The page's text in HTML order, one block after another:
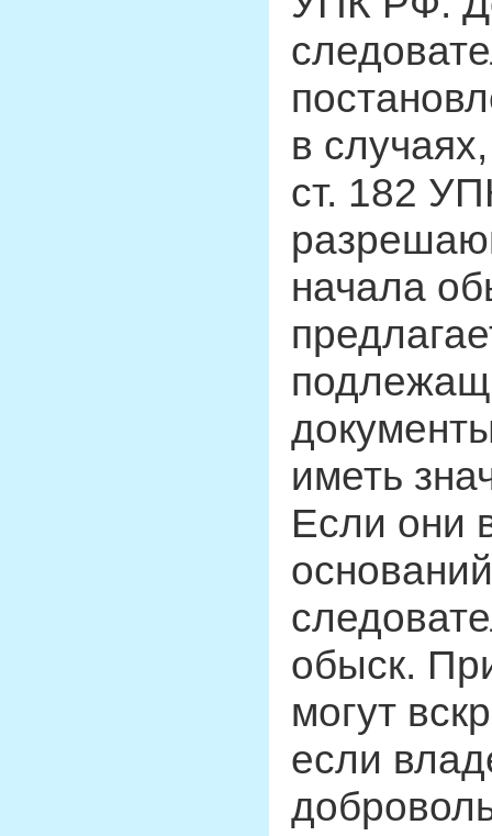
в
ст. 182
начала
иметь
Если они
обыск.
могут
если